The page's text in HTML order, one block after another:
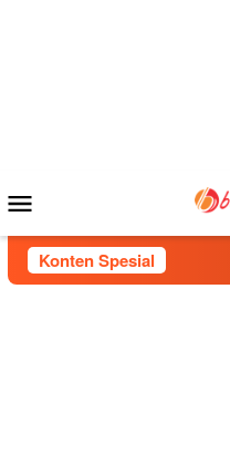
Mobile
Konten Spesial